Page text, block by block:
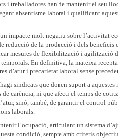
i treballadores han de mantenir el seu
absentisme laboral i qualificant
impacte molt negatiu sobre l’activitat
reducció de la producció i dels beneficis
mesures de flexibilització i agilització
En definitiva, la mateixa recepta
d’atur i precarietat laboral sense
sindicats que donen suport a
carència, ni que afecti el temps de
sinó, també, de garantir el control
laborals.
l’ocupació, articulant un sistema
condició, sempre amb criteris